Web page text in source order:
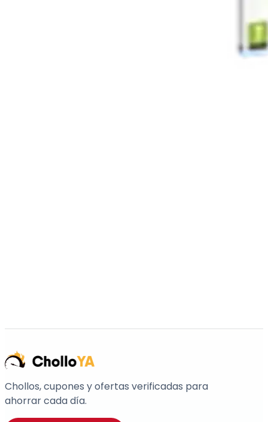
Chollos, cupones y ofertas verificadas para
ahorrar cada día.